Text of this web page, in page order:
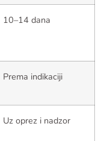
10–14 dana
Prema indikaciji
Uz oprez i nadzor